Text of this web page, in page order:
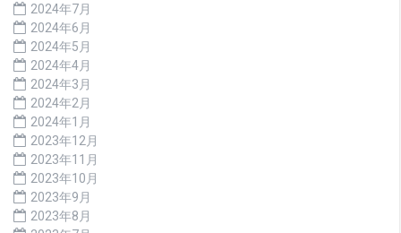
2024年7月
2024年6月
2024年5月
2024年4月
2024年3月
2024年2月
2024年1月
2023年12月
2023年11月
2023年10月
2023年9月
2023年8月